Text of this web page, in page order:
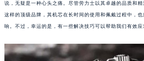
说，无疑是一种心头之痛。尽管劳力士以其卓越的品质和
这样的顶级品牌，其机芯在长时间的使用和佩戴过程中，
响。不过，幸运的是，有一些解决技巧可以帮助我们有效应